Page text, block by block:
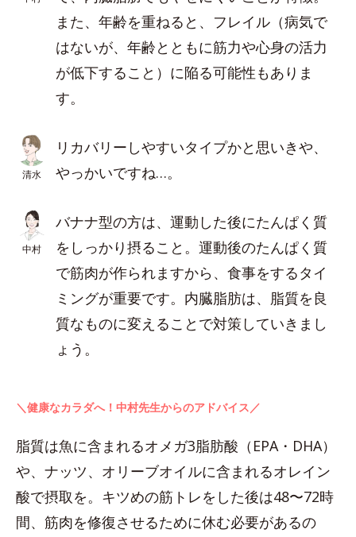
また、年齢を重ねると、フレイル（病気で
はないが、年齢とともに筋力や心身の活力
が低下すること）に陥る可能性もありま
す。
清水
リカバリーしやすいタイプかと思いきや、
やっかいですね…。
中村
バナナ型の方は、運動した後にたんぱく質
をしっかり摂ること。運動後のたんぱく質
で筋肉が作られますから、食事をするタイ
ミングが重要です。内臓脂肪は、脂質を良
質なものに変えることで対策していきまし
ょう。
＼健康なカラダへ！中村先生からのアドバイス／
脂質は魚に含まれるオメガ3脂肪酸（EPA・DHA）
や、ナッツ、オリーブオイルに含まれるオレイン
酸で摂取を。キツめの筋トレをした後は48〜72時
間、筋肉を修復させるために休む必要があるの